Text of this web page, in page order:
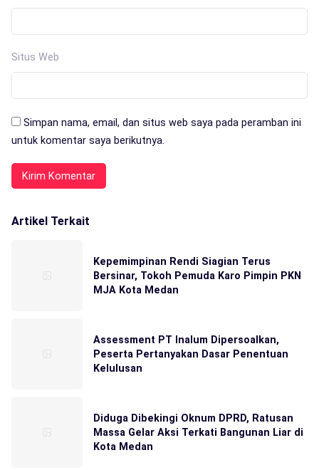
Situs Web
Simpan nama, email, dan situs web saya pada peramban ini
untuk komentar saya berikutnya.
Artikel Terkait
Kepemimpinan Rendi Siagian Terus
Bersinar, Tokoh Pemuda Karo Pimpin PKN
MJA Kota Medan
Assessment PT Inalum Dipersoalkan,
Peserta Pertanyakan Dasar Penentuan
Kelulusan
Diduga Dibekingi Oknum DPRD, Ratusan
Massa Gelar Aksi Terkati Bangunan Liar di
Kota Medan